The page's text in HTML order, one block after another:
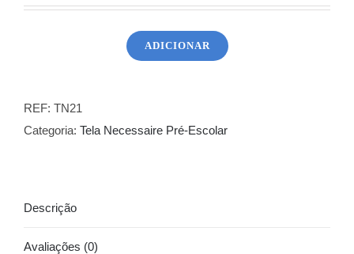
ADICIONAR
REF: TN21
Categoria: Tela Necessaire Pré-Escolar
Descrição
Avaliações (0)